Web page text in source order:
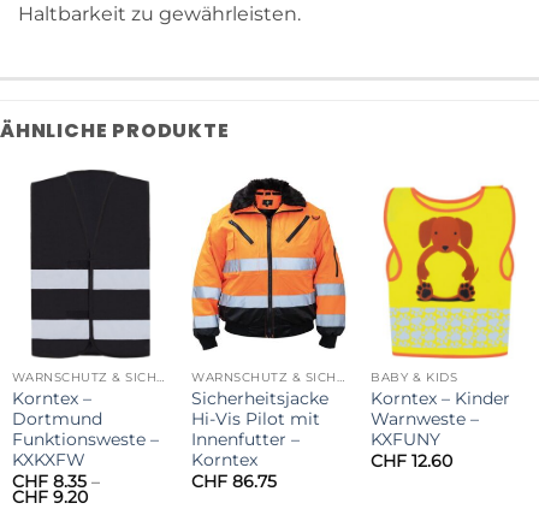
Haltbarkeit zu gewährleisten.
ÄHNLICHE PRODUKTE
WARNSCHUTZ & SICHERHEIT
Korntex –
Dortmund
Funktionsweste –
KXKXFW
CHF8.35 –
CHF9.20Preisspanne:
WARNSCHUTZ & SICHERHEIT
Sicherheitsjacke
Hi-Vis Pilot mit
Innenfutter –
Korntex
CHF 86.75
BABY & KIDS
Korntex – Kinder
Warnweste –
KXFUNY
CHF 12.60